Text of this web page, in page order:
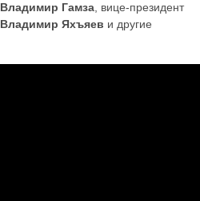
Владимир Гамза, вице-президент
Владимир Яхъяев и другие